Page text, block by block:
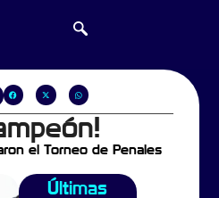
el Torneo de Penales
Últimas